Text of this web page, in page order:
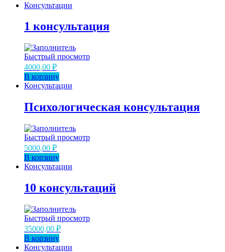
Консультации
1 консультация
Быстрый просмотр
4000,00 ₽
В корзину
Консультации
Психологическая консультация
Быстрый просмотр
5000,00 ₽
В корзину
Консультации
10 консультаций
Быстрый просмотр
35000,00 ₽
В корзину
Консультации